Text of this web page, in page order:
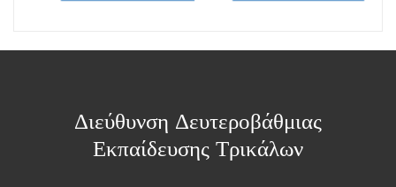
Διεύθυνση Δευτεροβάθμιας
Εκπαίδευσης Τρικάλων